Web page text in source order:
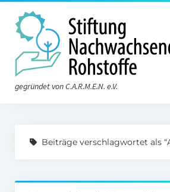
gegründet von C.A.R.M.E.N. e.V.
Die Stiftung
Beiträge verschlagwortet als